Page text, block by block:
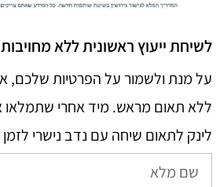
לשיחת ייעוץ ראשונית ללא מחויבות
על מנת ולשמור על הפרטיות שלכם,
ללא תאום מראש. מיד אחרי שתמלאו
לינק לתאום שיחה עם נדב נישרי